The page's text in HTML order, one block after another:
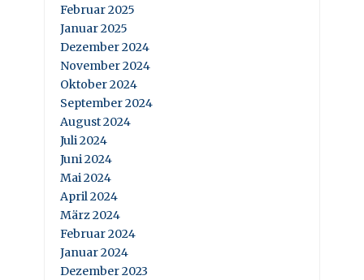
Februar 2025
Januar 2025
Dezember 2024
November 2024
Oktober 2024
September 2024
August 2024
Juli 2024
Juni 2024
Mai 2024
April 2024
März 2024
Februar 2024
Januar 2024
Dezember 2023